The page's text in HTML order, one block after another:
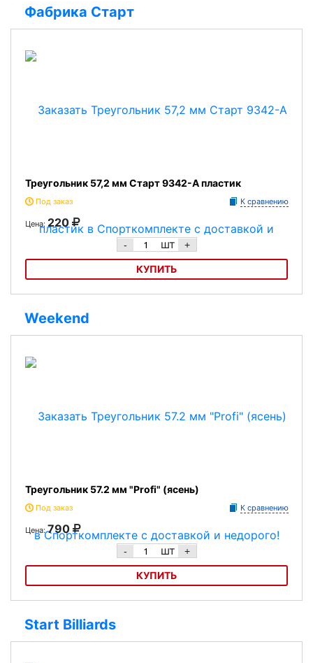
Фабрика Старт
Треугольник 57,2 мм Старт 9342-A пластик
Под заказ К сравнению
Цена: 220
- шт +
КУПИТЬ
Weekend
Треугольник 57.2 мм "Profi" (ясень)
Под заказ К сравнению
Цена:790
- шт +
КУПИТЬ
Start Billiards